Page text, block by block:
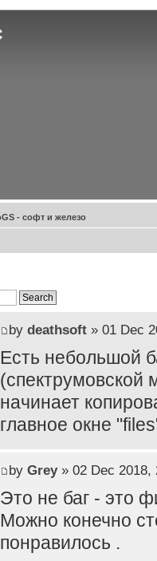
- софт и железо
by deathsoft» 01 Dec
Есть небольшой
(спектрумовской
начинает
главное окне
by Grey» 02 Dec 2018,
Это не баг - это
Можно конечно
понравилось .